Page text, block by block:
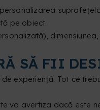
pe obiect.
SĂ FII
experiență. Tot ce
va avertiza dacă este